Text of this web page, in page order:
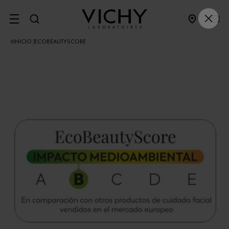
SITE MENU
INICIO ECOBEAUTYSCORE